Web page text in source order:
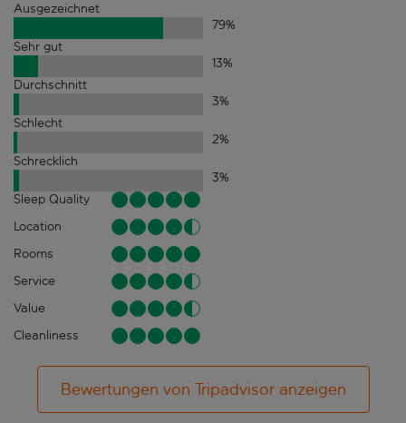
Ausgezeichnet
79%
Sehr gut
13%
Durchschnitt
3%
Schlecht
2%
Schrecklich
3%
Sleep Quality
Location
Rooms
Service
Value
Cleanliness
Bewertungen von Tripadvisor anzeigen